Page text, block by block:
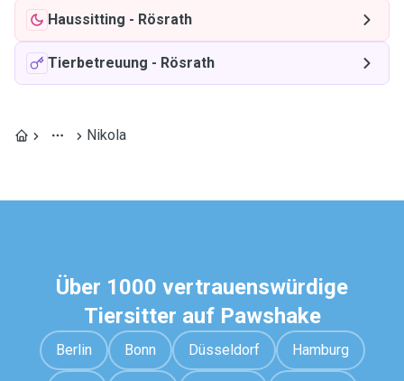
Haussitting - Rösrath
Tierbetreuung - Rösrath
Nikola
Über 1000 vertrauenswürdige
Tiersitter auf Pawshake
Berlin Bonn Düsseldorf Hamburg